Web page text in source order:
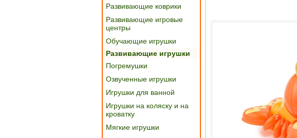
Развивающие коврики
Развивающие игровые
центры
Обучающие игрушки
Развивающие игрушки
Погремушки
Озвученные игрушки
Игрушки для ванной
Игрушки на коляску и на
кроватку
Мягкие игрушки